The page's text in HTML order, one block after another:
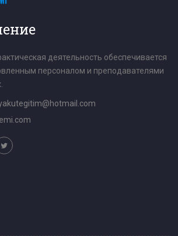
деятельность обеспечивается
персоналом и преподавателями